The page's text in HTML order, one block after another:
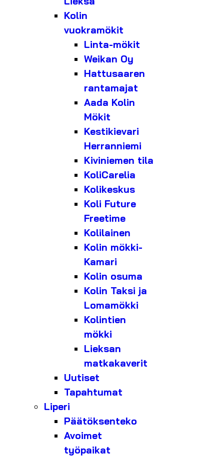
Kolin
vuokramökit
Linta-mökit
Weikan Oy
Hattusaaren
rantamajat
Aada Kolin
Mökit
Kestikievari
Herranniemi
Kiviniemen tila
KoliCarelia
Kolikeskus
Koli Future
Freetime
Kolilainen
Kolin mökki-
Kamari
Kolin osuma
Kolin Taksi ja
Lomamökki
Kolintien
mökki
Lieksan
matkakaverit
Uutiset
Tapahtumat
Liperi
Päätöksenteko
Avoimet
työpaikat